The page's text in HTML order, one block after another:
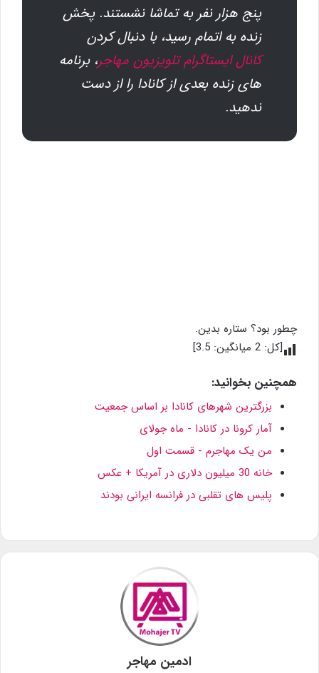
پنج هزار نفر به تماشا نشستند. پخش
زنده به اتمام رسید، با دنبال کردن
کانال ایستاگرام تلویزیون مهاجر، برنامه
های زنده بعدی از کانادا را از دست
ندهید.
چطور بود؟ ستاره بدین.
[کل: 2 میانگین: 3.5
]
همچنین بخوانید:
بزرگترین شهرهای کانادا بر اساس جمعیت
آمار کرونا در کانادا - ماه جولای
من یک مهاجرم - قسمت اول
خانه 30 میلیون دلاری در آمریکا + عکس
پلیس های تقلبی در فرانسه ایرانی بودند
ادمین مهاجر